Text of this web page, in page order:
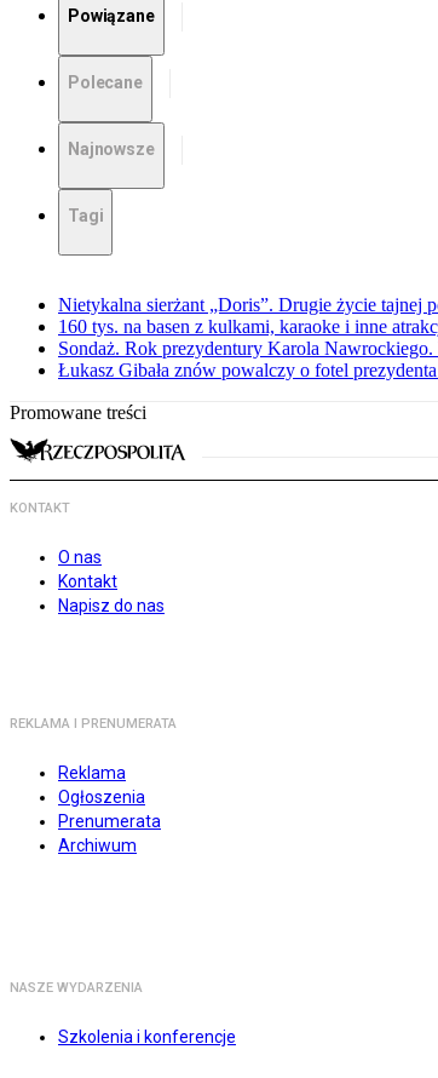
Powiązane
Polecane
Najnowsze
Tagi
Nietykalna sierżant „Doris”. Drugie życie tajnej
160 tys. na basen z kulkami, karaoke i inne
Sondaż. Rok prezydentury Karola
Łukasz Gibała znów powalczy o fotel
Promowane treści
KONTAKT
O nas
Kontakt
Napisz do nas
REKLAMA I PRENUMERATA
Reklama
Ogłoszenia
Prenumerata
Archiwum
NASZE WYDARZENIA
Szkolenia i konferencje